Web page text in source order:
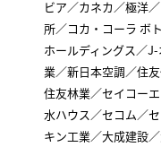
ビア／カネカ／極洋
所／コカ・コーラ ボ
ホールディングス／
業／新日本空調／住
住友林業／セイコー
水ハウス／セコム／
キン工業／大成建設